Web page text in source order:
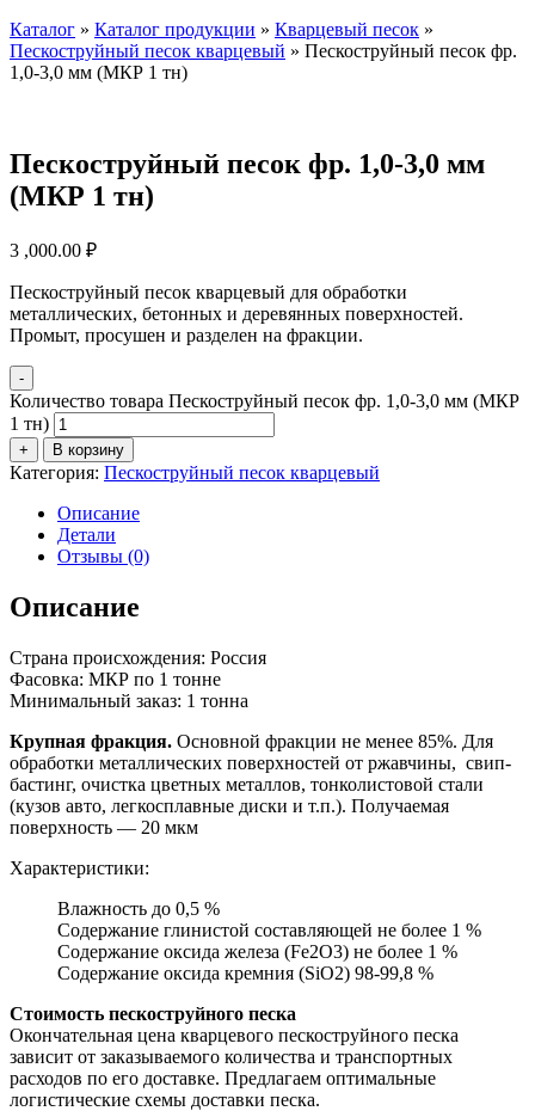
Каталог » Каталог продукции » Кварцевый песок »
Пескоструйный песок кварцевый » Пескоструйный песок фр.
1,0-3,0 мм (МКР 1 тн)
Пескоструйный песок фр. 1,0-3,0 мм
(МКР 1 тн)
3 ,000.00 ₽
Пескоструйный песок кварцевый для обработки
металлических, бетонных и деревянных поверхностей.
Промыт, просушен и разделен на фракции.
-
Количество товара Пескоструйный песок фр. 1,0-3,0 мм (МКР
1 тн)
+ В корзину
Категория: Пескоструйный песок кварцевый
Описание
Детали
Отзывы (0)
Описание
Страна происхождения: Россия
Фасовка: МКР по 1 тонне
Минимальный заказ: 1 тонна
Крупная фракция. Основной фракции не менее 85%. Для
обработки металлических поверхностей от ржавчины, свип-
бастинг, очистка цветных металлов, тонколистовой стали
(кузов авто, легкосплавные диски и т.п.). Получаемая
поверхность — 20 мкм
Характеристики:
Влажность до 0,5 %
Содержание глинистой составляющей не более 1 %
Содержание оксида железа (Fe2O3) не более 1 %
Содержание оксида кремния (SiO2) 98-99,8 %
Стоимость пескоструйного песка
Окончательная цена кварцевого пескоструйного песка
зависит от заказываемого количества и транспортных
расходов по его доставке. Предлагаем оптимальные
логистические схемы доставки песка.